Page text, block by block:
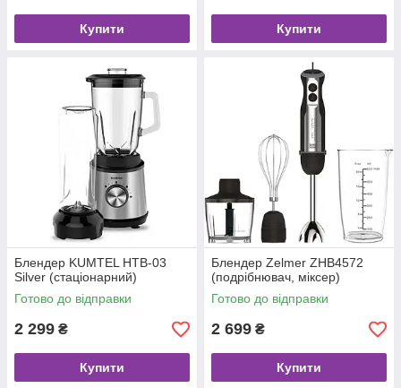
Купити Купити
Блендер KUMTEL HTB-03
Silver (стаціонарний)
Готово до відправки
2 299 ₴
Купити
Блендер Zelmer ZHB4572
(подрібнювач, міксер)
Готово до відправки
2 699 ₴
Купити